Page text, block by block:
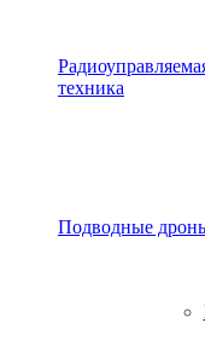
техника
Подводные